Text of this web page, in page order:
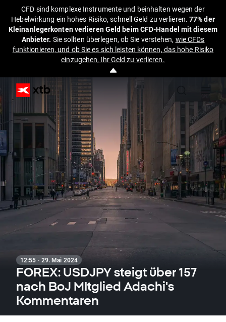
CFD sind komplexe Instrumente und beinhalten wegen der
Hebelwirkung ein hohes Risiko, schnell Geld zu verlieren.77% der
Kleinanlegerkonten verlieren Geld beim CFD-Handel mit diesem
Anbieter. Sie sollten überlegen, ob Sie verstehen, wie CFDs
funktionieren, und ob Sie es sich leisten können, das hohe Risiko
einzugehen, Ihr Geld zu verlieren.
12:55 · 29. Mai 2024
FOREX: USDJPY steigt über 157
nach BoJ MItglied Adachi's
Kommentaren